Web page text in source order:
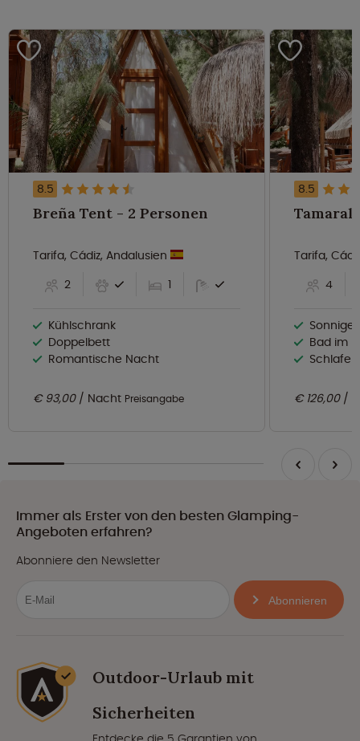
8.5
Breña Tent - 2 Personen
Tarifa, Cádiz, Andalusien
2
1
Kühlschrank
Doppelbett
Romantische Nacht
€ 93,00 Nacht Preisangabe
8.5
Tarifa,
4
Sonnige
Bad im
€ 126,00
Immer als Erster von den besten Glamping-
Angeboten erfahren?
Abonniere den Newsletter
Abonnieren
Outdoor-Urlaub mit
Sicherheiten